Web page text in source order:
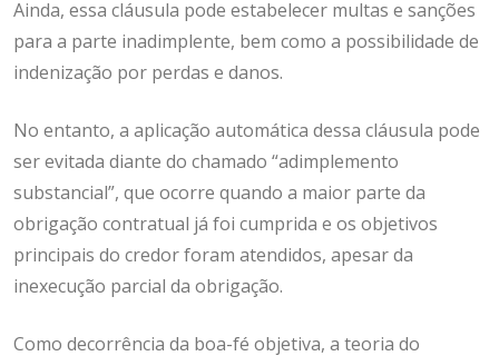
Ainda, essa cláusula pode estabelecer multas e sanções
para a parte inadimplente, bem como a possibilidade de
indenização por perdas e danos.
No entanto, a aplicação automática dessa cláusula pode
ser evitada diante do chamado “adimplemento
substancial”, que ocorre quando a maior parte da
obrigação contratual já foi cumprida e os objetivos
principais do credor foram atendidos, apesar da
inexecução parcial da obrigação.
Como decorrência da boa-fé objetiva, a teoria do